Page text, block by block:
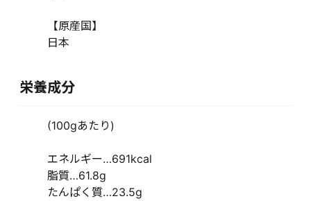
【原産国】
日本
栄養成分
(100gあたり)
エネルギー…691kcal
脂質…61.8g
たんぱく質…23.5g